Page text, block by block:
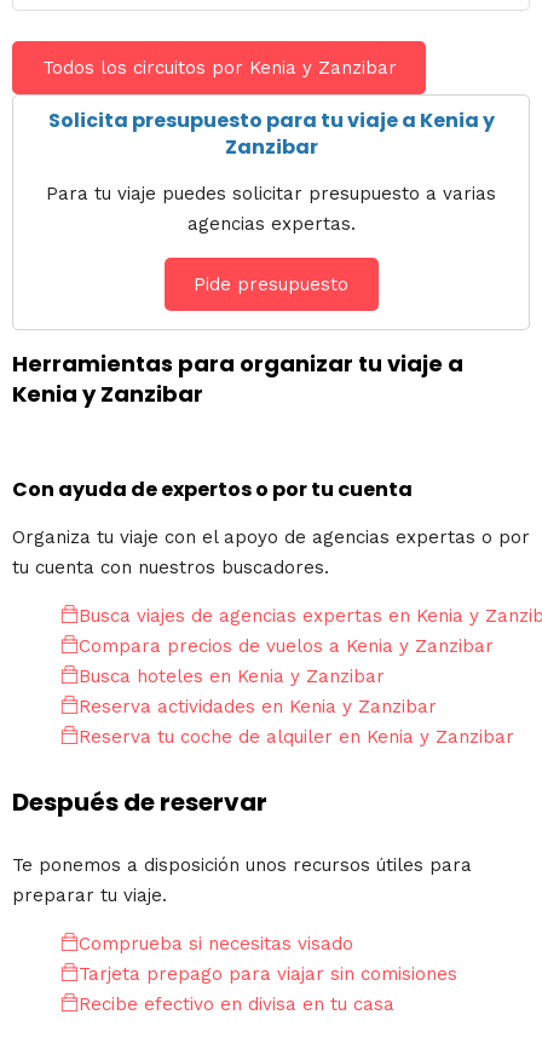
Todos los circuitos por Kenia y Zanzibar
Solicita presupuesto para tu viaje a Kenia y
Zanzibar
Para tu viaje puedes solicitar presupuesto a varias
agencias expertas.
Pide presupuesto
Herramientas para organizar tu viaje a
Kenia y Zanzibar
Con ayuda de expertos o por tu cuenta
Organiza tu viaje con el apoyo de agencias expertas o por
tu cuenta con nuestros buscadores.
Busca viajes de agencias expertas en Kenia y
Compara precios de vuelos a Kenia y Zanzibar
Busca hoteles en Kenia y Zanzibar
Reserva actividades en Kenia y Zanzibar
Reserva tu coche de alquiler en Kenia y Zanzibar
Después de reservar
Te ponemos a disposición unos recursos útiles para
preparar tu viaje.
Comprueba si necesitas visado
Tarjeta prepago para viajar sin comisiones
Recibe efectivo en divisa en tu casa